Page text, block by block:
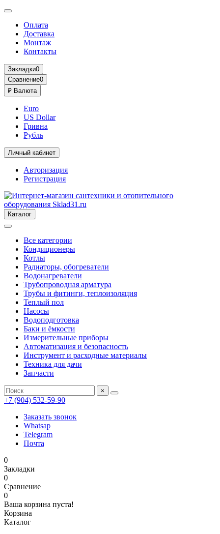
Оплата
Доставка
Монтаж
Контакты
Закладки0
Сравнение0
₽ Валюта
Euro
US Dollar
Гривна
Рубль
Личный кабинет
Авторизация
Регистрация
Каталог
Все категории
Кондиционеры
Котлы
Радиаторы, обогреватели
Водонагреватели
Трубопроводная арматура
Трубы и фитинги, теплоизоляция
Теплый пол
Насосы
Водоподготовка
Баки и ёмкости
Измерительные приборы
Автоматизация и безопасность
Инструмент и расходные материалы
Техника для дачи
Запчасти
×
+7 (904) 532-59-90
Заказать звонок
Whatsap
Telegram
Почта
0
Закладки
0
Сравнение
0
Ваша корзина пуста!
Корзина
Каталог